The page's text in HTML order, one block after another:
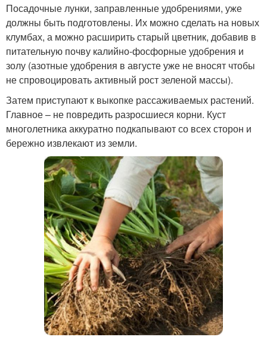
Посадочные лунки, заправленные удобрениями, уже
должны быть подготовлены. Их можно сделать на новых
клумбах, а можно расширить старый цветник, добавив в
питательную почву калийно-фосфорные удобрения и
золу (азотные удобрения в августе уже не вносят чтобы
не спровоцировать активный рост зеленой массы).
Затем приступают к выкопке рассаживаемых растений.
Главное – не повредить разросшиеся корни. Куст
многолетника аккуратно подкапывают со всех сторон и
бережно извлекают из земли.